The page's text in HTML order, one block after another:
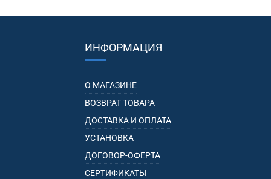
ИНФОРМАЦИЯ
О МАГАЗИНЕ
ВОЗВРАТ ТОВАРА
ДОСТАВКА И ОПЛАТА
УСТАНОВКА
ДОГОВОР-ОФЕРТА
СЕРТИФИКАТЫ